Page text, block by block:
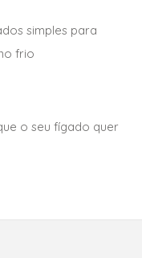
simples para
frio
o seu fígado quer